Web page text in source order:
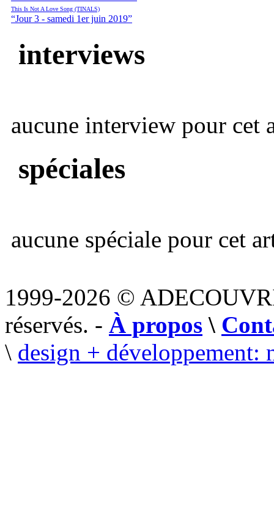
This Is Not A Love Song (TINALS)
“Jour 3 - samedi 1er juin 2019”
interviews
aucune interview pour cet
spéciales
aucune spéciale pour cet
1999-2026 ©
réservés. - À propos \
\ design + développement: